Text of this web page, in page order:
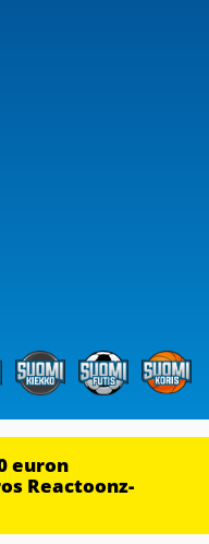
euron
Reactoonz-